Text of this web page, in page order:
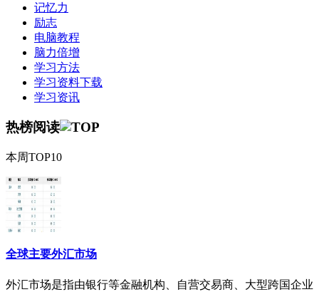
记忆力
励志
电脑教程
脑力倍增
学习方法
学习资料下载
学习资讯
热榜阅读
本周TOP10
全球主要外汇市场
外汇市场是指由银行等金融机构、自营交易商、大型跨国企业